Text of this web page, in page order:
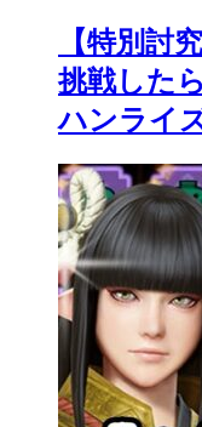
【特別討
挑戦した
ハンライ